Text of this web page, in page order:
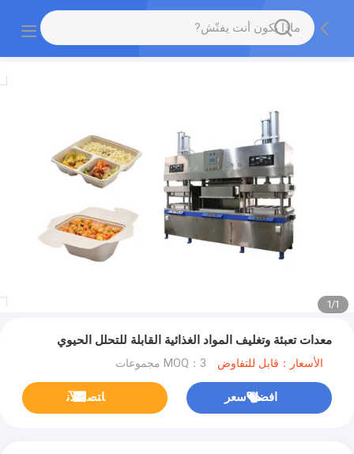
1
/
1
معدات تعبئة وتغليف المواد الغذائية القابلة للتحلل الحيوي
الأسعار：قابل للتفاوض MOQ：3 مجموعات
افضل سعر ﺎﺘﺼﻟ ﺍﻶﻧ